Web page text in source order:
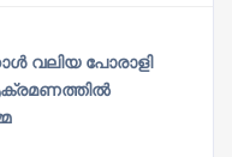
വലിയ പോരാളി